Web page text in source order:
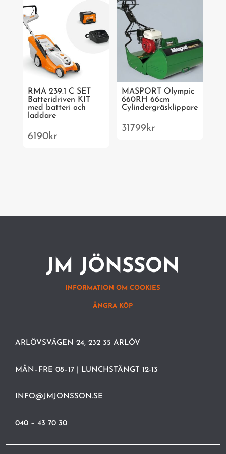
RMA 239.1 C SET
Batteridriven KIT
med batteri och
laddare
6190kr
MASPORT Olympic
660RH 66cm
Cylindergräsklippare
31799 kr
JM JÖNSSON
INFORMATION OM COOKIES
ÅNGRA KÖP
ARLÖVSVÄGEN 24, 232 35 ARLÖV
MÅN–FRE 08–17 | LUNCHSTÄNGT 12-13
INFO@JMJONSSON.SE
040 – 43 70 30